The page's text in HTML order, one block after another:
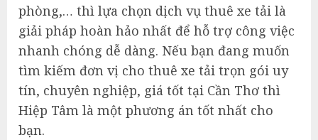
phòng,… thì lựa chọn dịch vụ thuê xe tải là
giải pháp hoàn hảo nhất để hỗ trợ công việc
nhanh chóng dễ dàng. Nếu bạn đang muốn
tìm kiếm đơn vị cho thuê xe tải trọn gói uy
tín, chuyên nghiệp, giá tốt tại Cần Thơ thì
Hiệp Tâm là một phương án tốt nhất cho
bạn.